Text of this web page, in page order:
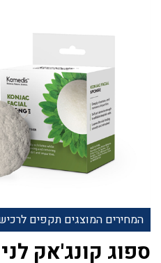
המחירים המוצגים תקפים
ספוג קונג'אק